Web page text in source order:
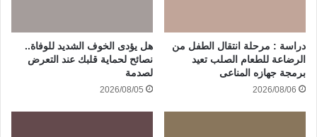
دراسة : مرحلة انتقال الطفل من
الرضاعة للطعام الصلب تعيد
برمجة جهازه المناعى
2026/08/06
هل يؤدى الخوف الشديد للوفاة..
نصائح لحماية قلبك عند التعرض
لصدمة
2026/08/05